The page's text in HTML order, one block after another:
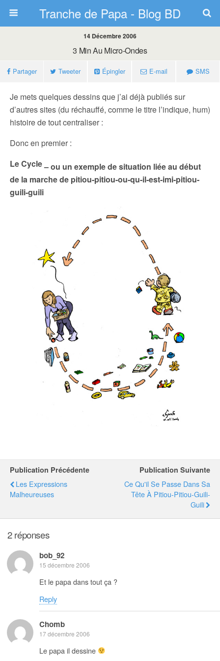
Tranche de Papa - Blog BD
14 Décembre 2006
3 Min Au Micro-Ondes
Partager Tweeter Épingler E-mail SMS
Je mets quelques dessins que j’ai déjà publiés sur
d’autres sites (du réchauffé, comme le titre l’indique, hum)
histoire de tout centraliser :
Donc en premier :
Le Cycle– ou un exemple de situation liée au début
de la marche de pitiou-pitiou-ou-qu-il-est-imi-pitiou-
guili-guili
Publication Précédente
Les Expressions
Malheureuses
Publication Suivante
Ce Qu'il Se Passe Dans Sa
Tête À Pitiou-Pitiou-Guili-
Guili
2 réponses
bob_92
15 décembre 2006
Et le papa dans tout ça ?
Reply
Chomb
17 décembre 2006
Le papa il dessine